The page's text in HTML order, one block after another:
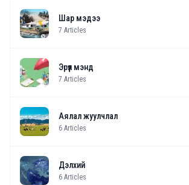
Шар мэдээ
7 Articles
Эрүүл мэнд
7 Articles
Аялал жуулчлал
6 Articles
Дэлхий
6 Articles